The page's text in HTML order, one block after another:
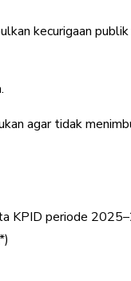
kecurigaan
agar tidak
KPID periode